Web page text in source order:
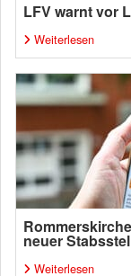
LFV warnt vor
Weiterlesen
neuer
Weiterlesen